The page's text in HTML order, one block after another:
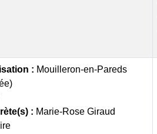
: Mouilleron-en-Pareds
: Marie-Rose Giraud